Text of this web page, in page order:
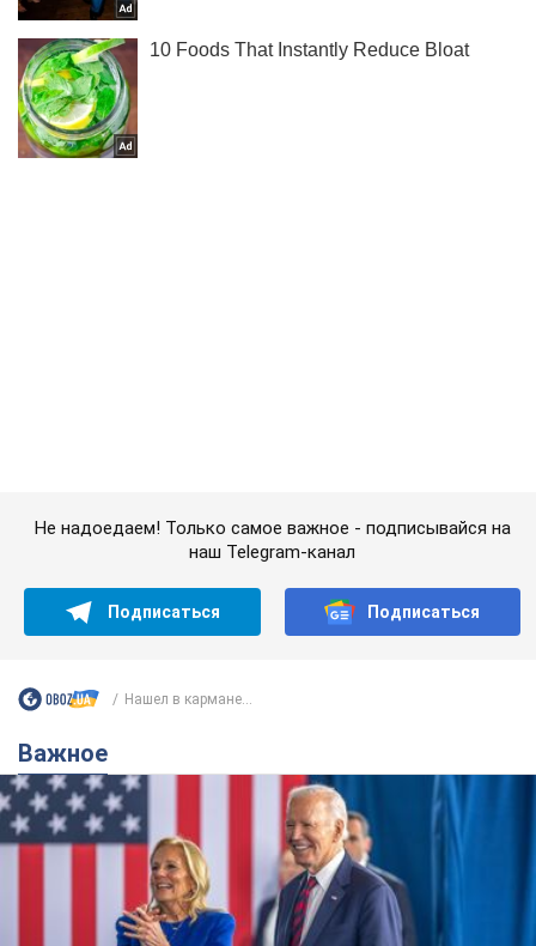
назвала первый симптом, который
сигнализировал о его "агрессивном" раке
Сначала врачи не обратили на это должного внимания
16,5 т.
Отпуск Леси Никитюк в Карпатах